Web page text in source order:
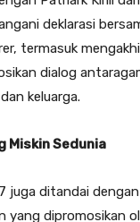
deklarasi
termasuk
dialog
keluarga.
Miskin Sedunia
juga ditandai
yang dipromosikan